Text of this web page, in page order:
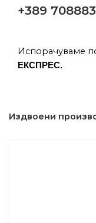
+389
Испорачуваме
ЕКСПРЕС.
Издвоени